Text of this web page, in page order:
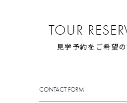
TOUR
見学予約をご希望
CONTACT FORM